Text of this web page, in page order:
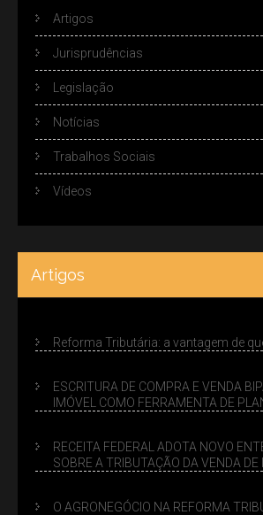
Artigos
Jurisprudências
Legislação
Notícias
Trabalhos Sociais
Vídeos
Artigos
Reforma Tributária: a vantagem de
ESCRITURA DE COMPRA E VENDA
IMÓVEL COMO FERRAMENTA DE
RECEITA FEDERAL ADOTA NOVO
SOBRE A TRIBUTAÇÃO DA VENDA DE
O AGRONEGÓCIO NA REFORMA